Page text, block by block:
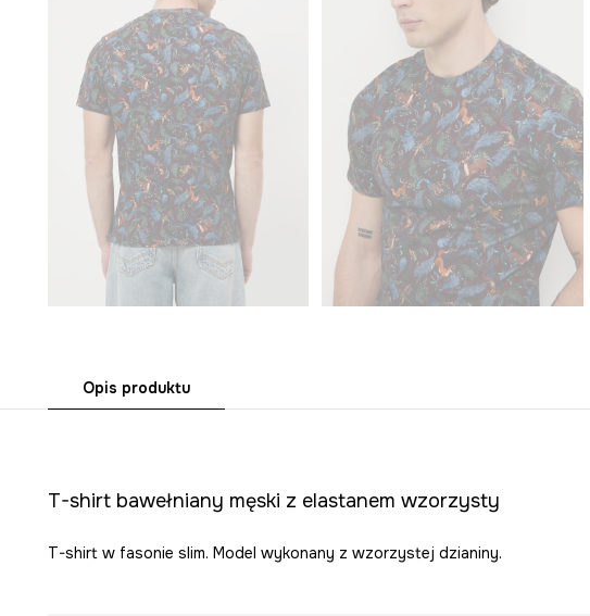
Opis produktu
T-shirt bawełniany męski z elastanem wzorzysty
T-shirt w fasonie slim. Model wykonany z wzorzystej dzianiny.